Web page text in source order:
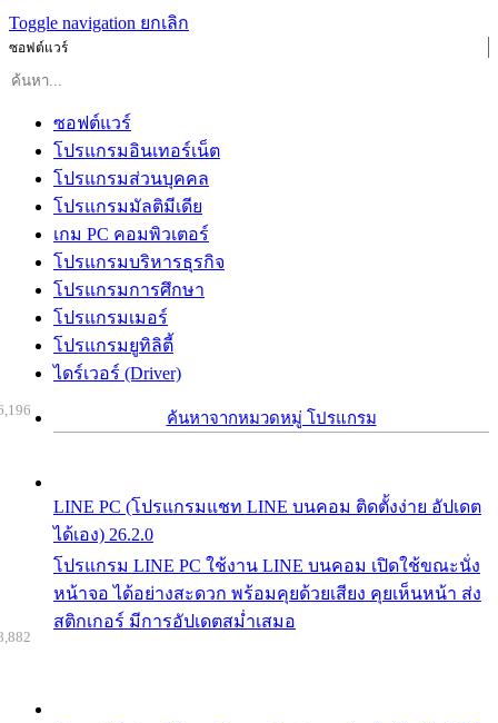
Toggle navigation ยกเลิก
ซอฟต์แวร์
ซอฟต์แวร์
โปรแกรมอินเทอร์เน็ต
โปรแกรมส่วนบุคคล
โปรแกรมมัลติมีเดีย
เกม PC คอมพิวเตอร์
โปรแกรมบริหารธุรกิจ
โปรแกรมการศึกษา
โปรแกรมเมอร์
โปรแกรมยูทิลิตี้
ไดร์เวอร์ (Driver)
ค้นหาจากหมวดหมู่ โปรแกรม
LINE PC (โปรแกรมแชท LINE บนคอม ติดตั้งง่าย อัปเดต
ได้เอง) 26.2.0
โปรแกรม LINE PC ใช้งาน LINE บนคอม เปิดใช้ขณะนั่ง
หน้าจอ ได้อย่างสะดวก พร้อมคุยด้วยเสียง คุยเห็นหน้า ส่ง
สติกเกอร์ มีการอัปเดตสม่ำเสมอ